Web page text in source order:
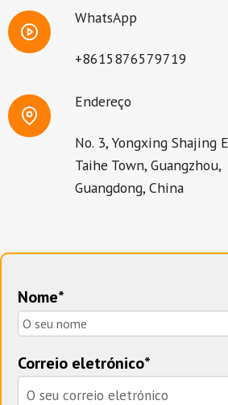
WhatsApp
+8615876579719
Endereço
No. 3, Yongxing Shajing
Taihe Town, Guangzhou,
Guangdong, China
Nome*
Correio eletrónico*